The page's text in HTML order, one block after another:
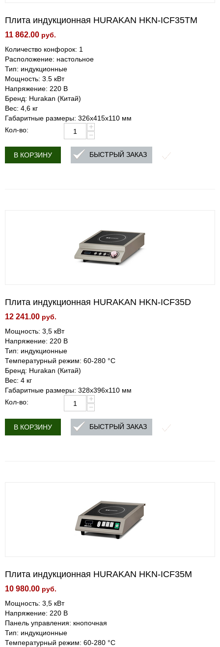
Плита индукционная HURAKAN HKN-ICF35TM
11 862.00 руб.
Количество конфорок: 1
Расположение: настольное
Тип: индукционные
Мощность: 3.5 кВт
Напряжение: 220 В
Бренд: Hurakan (Китай)
Вес: 4,6 кг
Габаритные размеры: 326x415x110 мм
Кол-во:
+
−
В КОРЗИНУ БЫСТРЫЙ ЗАКАЗ
Плита индукционная HURAKAN HKN-ICF35D
12 241.00 руб.
Мощность: 3,5 кВт
Напряжение: 220 В
Тип: индукционные
Температурный режим: 60-280 °С
Бренд: Hurakan (Китай)
Вес: 4 кг
Габаритные размеры: 328x396x110 мм
Кол-во:
+
−
В КОРЗИНУ БЫСТРЫЙ ЗАКАЗ
Плита индукционная HURAKAN HKN-ICF35M
10 980.00 руб.
Мощность: 3,5 кВт
Напряжение: 220 В
Панель управления: кнопочная
Тип: индукционные
Температурный режим: 60-280 °С